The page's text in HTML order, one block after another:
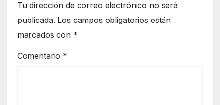
Tu dirección de correo electrónico no será
publicada. Los campos obligatorios están
marcados con *
Comentario *